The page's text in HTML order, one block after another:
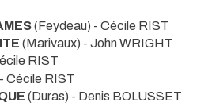
(Feydeau) - Cécile RIST
(Marivaux) - John WRIGHT
RIST
Cécile RIST
(Duras) - Denis BOLUSSET